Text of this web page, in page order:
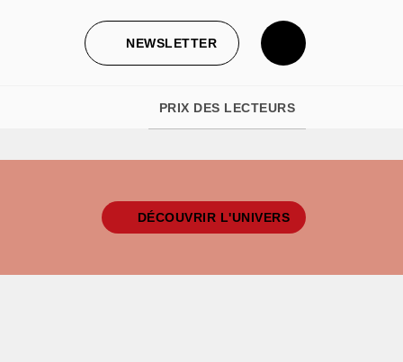
NEWSLETTER
PRIX DES LECTEURS
DÉCOUVRIR L'UNIVERS